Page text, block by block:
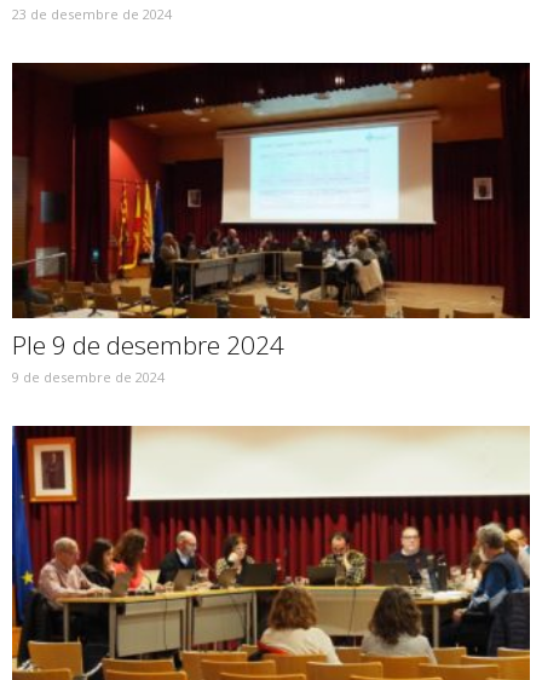
23 de desembre de 2024
Ple 9 de desembre 2024
9 de desembre de 2024